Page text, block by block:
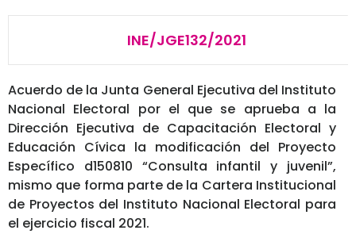
INE/JGE132/2021
Acuerdo de la Junta General Ejecutiva del Instituto
Nacional Electoral por el que se aprueba a la
Dirección Ejecutiva de Capacitación Electoral y
Educación Cívica la modificación del Proyecto
Específico d150810 “Consulta infantil y juvenil”,
mismo que forma parte de la Cartera Institucional
de Proyectos del Instituto Nacional Electoral para
el ejercicio fiscal 2021.